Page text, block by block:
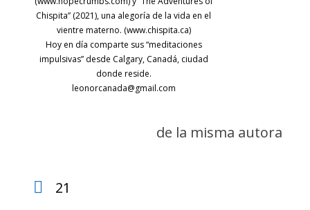
Chispita” (2021), una alegoría de la vida en el
vientre materno. (www.chispita.ca)
Hoy en día comparte sus “meditaciones
impulsivas” desde Calgary, Canadá, ciudad
donde reside.
leonorcanada@gmail.com
de la misma autora
21